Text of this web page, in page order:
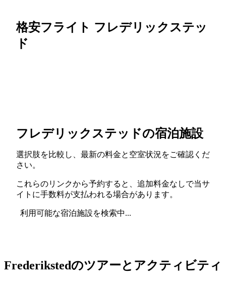
格安フライト フレデリックステッ
ド
フレデリックステッドの宿泊施設
選択肢を比較し、最新の料金と空室状況をご確認くだ
さい。
これらのリンクから予約すると、追加料金なしで当サ
イトに手数料が支払われる場合があります。
利用可能な宿泊施設を検索中...
Frederikstedのツアーとアクティビティ